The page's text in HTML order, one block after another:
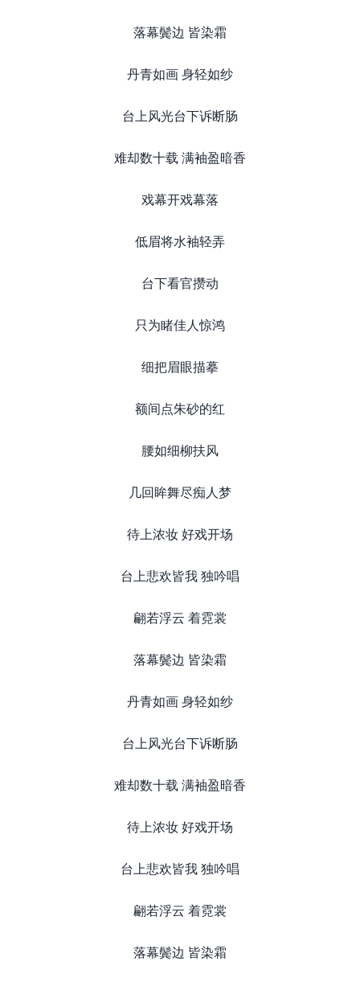
落幕鬓边 皆染霜
丹青如画 身轻如纱
台上风光台下诉断肠
难却数十载 满袖盈暗香
戏幕开戏幕落
低眉将水袖轻弄
台下看官攒动
只为睹佳人惊鸿
细把眉眼描摹
额间点朱砂的红
腰如细柳扶风
几回眸舞尽痴人梦
待上浓妆 好戏开场
台上悲欢皆我 独吟唱
翩若浮云 着霓裳
落幕鬓边 皆染霜
丹青如画 身轻如纱
台上风光台下诉断肠
难却数十载 满袖盈暗香
待上浓妆 好戏开场
台上悲欢皆我 独吟唱
翩若浮云 着霓裳
落幕鬓边 皆染霜